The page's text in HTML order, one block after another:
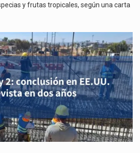
y frutas tropicales, según una carta